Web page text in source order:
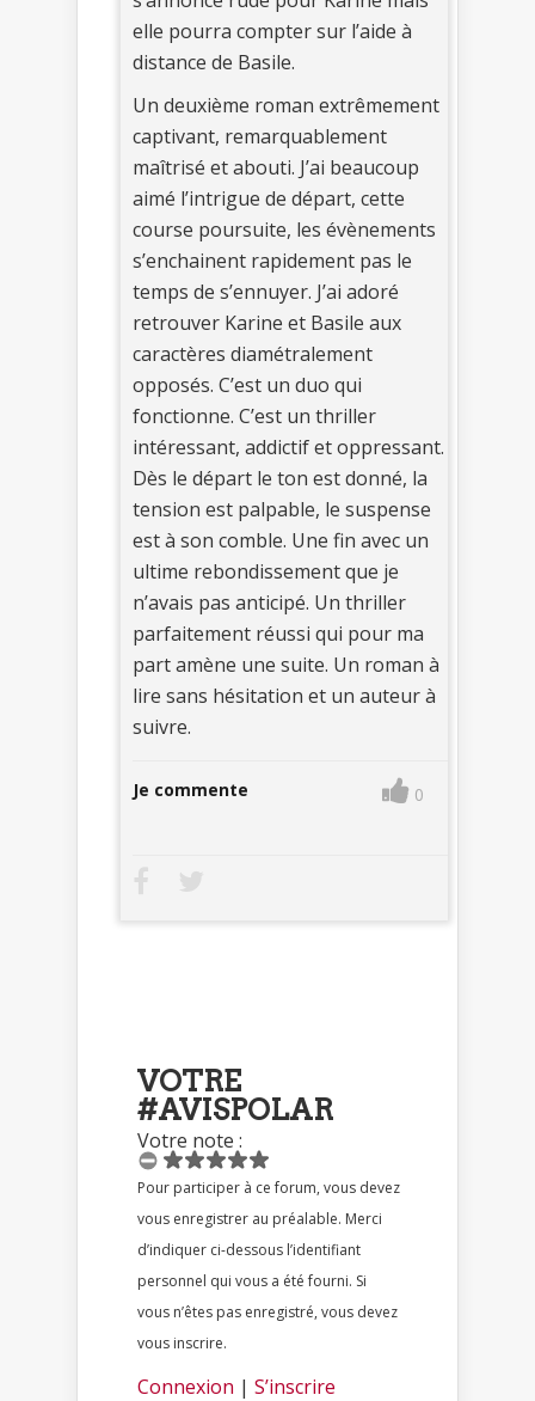
elle pourra compter sur l’aide à
distance de Basile.
Un deuxième roman extrêmement
captivant, remarquablement
maîtrisé et abouti. J’ai beaucoup
aimé l’intrigue de départ, cette
course poursuite, les évènements
s’enchainent rapidement pas le
temps de s’ennuyer. J’ai adoré
retrouver Karine et Basile aux
caractères diamétralement
opposés. C’est un duo qui
fonctionne. C’est un thriller
intéressant, addictif et oppressant.
Dès le départ le ton est donné, la
tension est palpable, le suspense
est à son comble. Une fin avec un
ultime rebondissement que je
n’avais pas anticipé. Un thriller
parfaitement réussi qui pour ma
part amène une suite. Un roman à
lire sans hésitation et un auteur à
suivre.
Je commente 0
VOTRE
#AVISPOLAR
Votre note :
Pour participer à ce forum, vous devez
vous enregistrer au préalable. Merci
d’indiquer ci-dessous l’identifiant
personnel qui vous a été fourni. Si
vous n’êtes pas enregistré, vous devez
vous inscrire.
Connexion | S’inscrire